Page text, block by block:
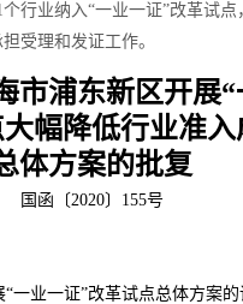
行业纳入“一业一证”改革试
受理和发证工作。
市浦东新区开展
幅降低行业准入
体方案的批复
国函〔2020〕155号
一业一证”改革试点总体方案的